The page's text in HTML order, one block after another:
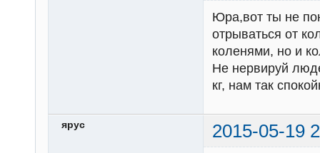
Юра,вот ты не
отрываться от
коленями, но и
Не нервируй
кг, нам так
ярус 2015-05-19